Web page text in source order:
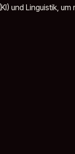
und Linguistik,